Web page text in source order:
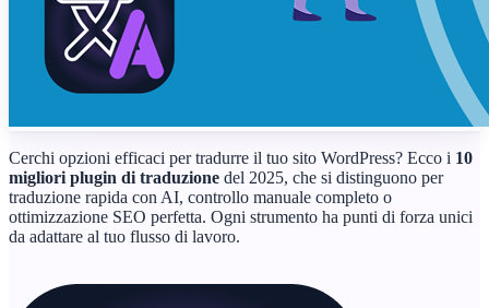
Cerchi opzioni efficaci per tradurre il tuo sito WordPress? Ecco i 10
migliori plugin di traduzione del 2025, che si distinguono per
traduzione rapida con AI, controllo manuale completo o
ottimizzazione SEO perfetta. Ogni strumento ha punti di forza unici
da adattare al tuo flusso di lavoro.